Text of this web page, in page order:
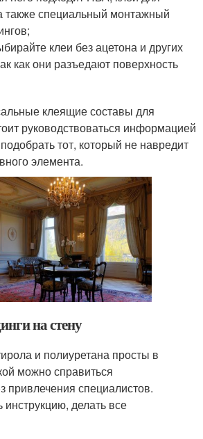
также специальный монтажный
клеи без ацетона и других
как они разъедают поверхность
клеящие составы для
руководствоваться информацией
тот, который не навредит
элемента.
на стену
и полиуретана просты в
можно справиться
привлечения специалистов.
делать все